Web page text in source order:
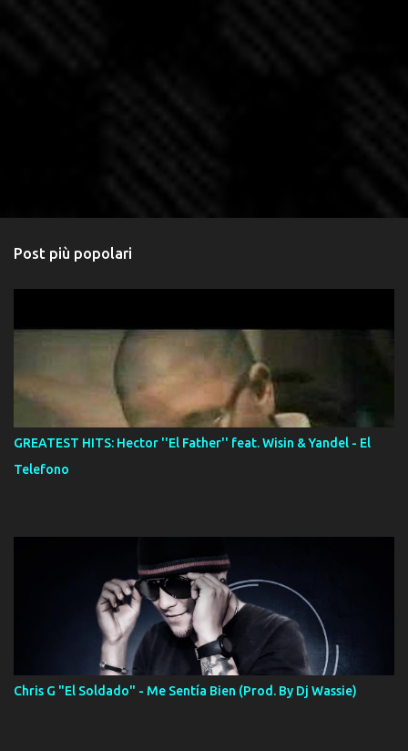
Post più popolari
GREATEST HITS: Hector ''El Father'' feat. Wisin & Yandel - El
Telefono
Chris G "El Soldado" - Me Sentía Bien (Prod. By Dj Wassie)